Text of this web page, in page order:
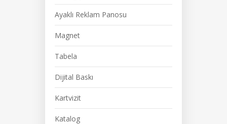
Ayaklı Reklam Panosu
Magnet
Tabela
Dijital Baskı
Kartvizit
Katalog